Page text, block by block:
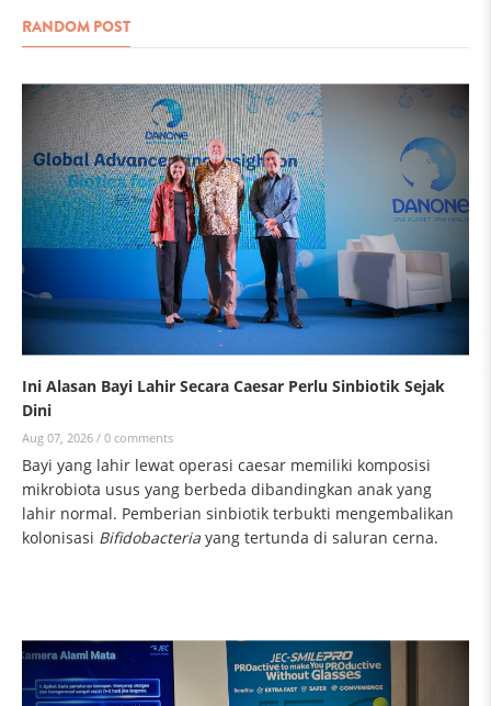
RANDOM POST
Ini Alasan Bayi Lahir Secara Caesar Perlu Sinbiotik Sejak
Dini
Aug 07, 2026 / 0 comments
Bayi yang lahir lewat operasi caesar memiliki komposisi
mikrobiota usus yang berbeda dibandingkan anak yang
lahir normal. Pemberian sinbiotik terbukti mengembalikan
kolonisasi Bifidobacteria yang tertunda di saluran cerna.